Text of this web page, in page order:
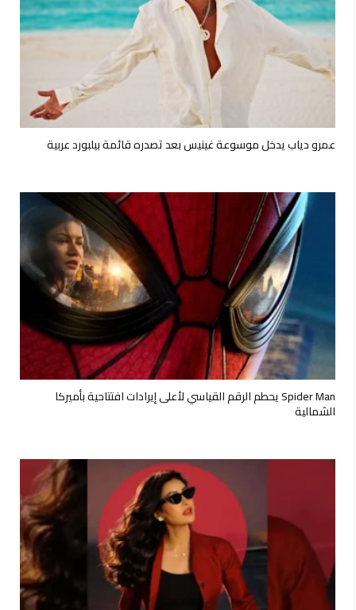
عمرو دياب يدخل موسوعة غينيس بعد تصدره قائمة بيلبورد عربية
Spider Man يحطم الرقم القياسي لأعلى إيرادات افتتاحية بأميركا
الشمالية